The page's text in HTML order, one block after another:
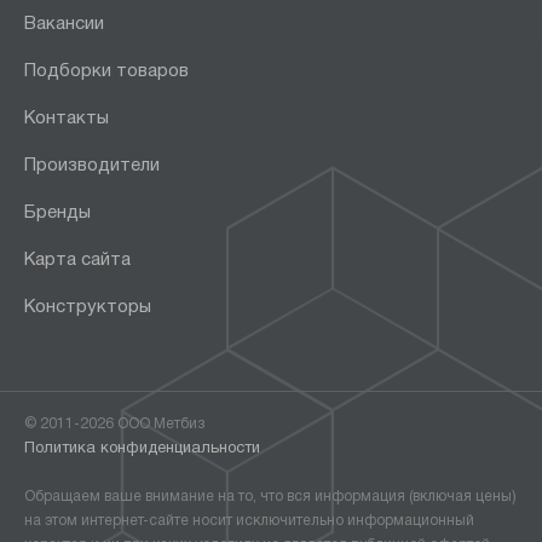
Вакансии
Подборки товаров
Контакты
Производители
Бренды
Карта сайта
Конструкторы
© 2011-2026 ООО Метбиз
Политика конфиденциальности
Обращаем ваше внимание на то, что вся информация (включая цены)
на этом интернет-сайте носит исключительно информационный